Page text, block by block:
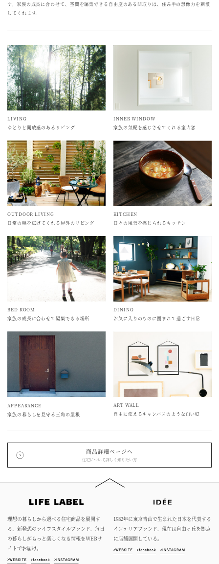
す。家族の成長に合わせて、空間を編集できる自由度のある間取りは、住み手の想像力を刺激
してくれます。
LIVING
ゆとりと開放感のあるリビング
INNER WINDOW
家族の気配を感じさせてくれる室内窓
OUTDOOR LIVING
日常の幅を広げてくれる屋外のリビング
KITCHEN
日々の風景を感じられるキッチン
BED ROOM
家族の成長に合わせて編集できる場所
DINING
お気に入りのものに囲まれて過ごす日常
APPEARANCE
家族の暮らしを見守る三角の屋根
ART WALL
自由に使えるキャンバスのような白い壁
商品詳細ページへ
住宅について詳しく知りたい方
理想の暮らしから選べる住宅商品を展開す
る、新発想のライフスタイルブランド。毎日
の暮らしがもっと楽しくなる情報をWEBサ
イトでお届け。
1982年に東京青山で生まれた日本を代表する
インテリアブランド。現在は自由ヶ丘を拠点
に店舗展開している。